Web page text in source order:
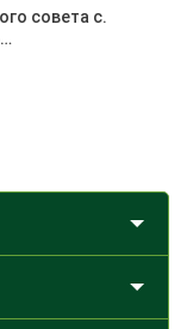
совета с.